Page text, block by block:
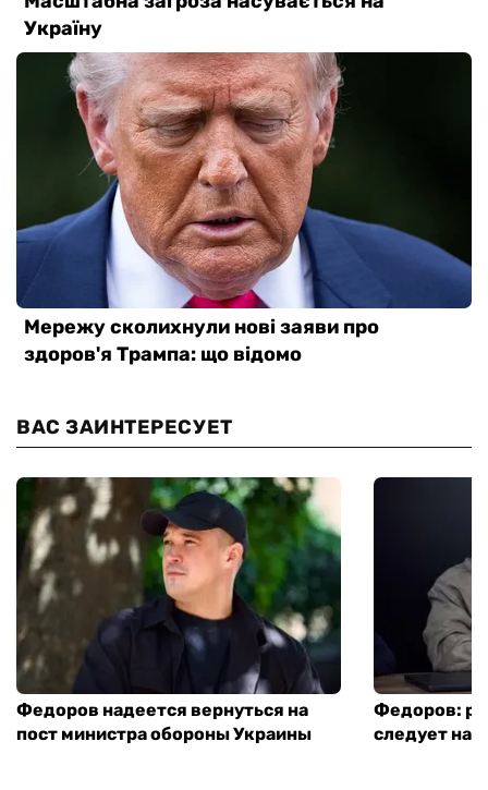
ВАС ЗАИНТЕРЕСУЕТ
Федоров надеется вернуться на
пост министра обороны Украины
Федоров:
следует